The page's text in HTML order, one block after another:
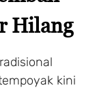
Hilang
kini